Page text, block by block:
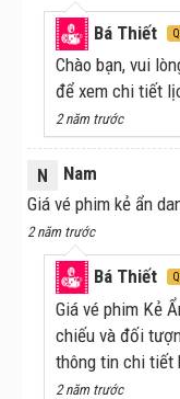
Kiều Minh Tuấn
HIEUTHUHAI,
Lâm cùng
Bá Thiết
Chào bạn, vui
để xem chi tiết
2 năm trước
N
Nam
Giá vé phim kẻ ẩn
2 năm trước
Bá Thiết
Giá vé phim Kẻ
chiếu và đối
thông tin chi tiết
2 năm trước